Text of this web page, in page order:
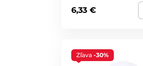
masky používať
vyvážený — 2 až 3-krát týždenne.
6,33 €
Zľava -30%